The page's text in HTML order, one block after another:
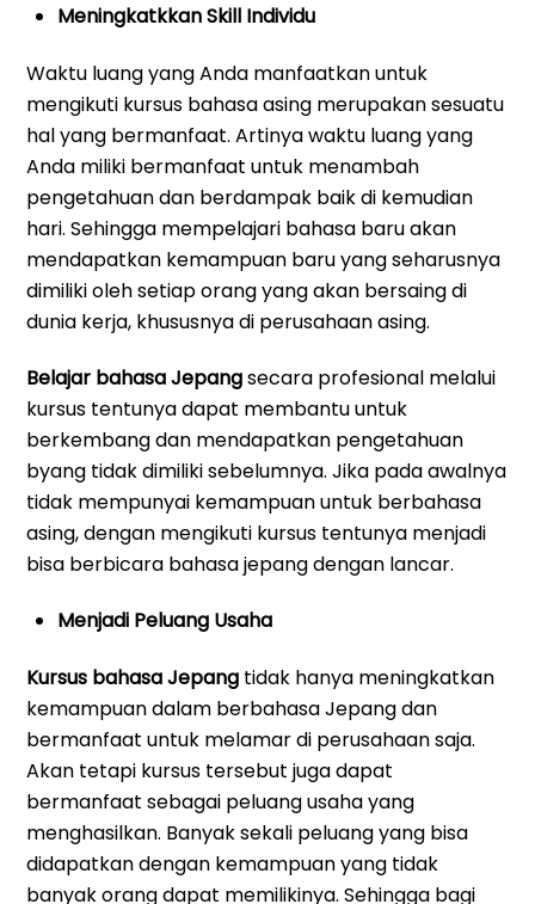
Meningkatkkan Skill Individu
Waktu luang yang Anda manfaatkan untuk
mengikuti kursus bahasa asing merupakan sesuatu
hal yang bermanfaat. Artinya waktu luang yang
Anda miliki bermanfaat untuk menambah
pengetahuan dan berdampak baik di kemudian
hari. Sehingga mempelajari bahasa baru akan
mendapatkan kemampuan baru yang seharusnya
dimiliki oleh setiap orang yang akan bersaing di
dunia kerja, khususnya di perusahaan asing.
Belajar bahasa Jepangsecara profesional melalui
kursus tentunya dapat membantu untuk
berkembang dan mendapatkan pengetahuan
byang tidak dimiliki sebelumnya. Jika pada awalnya
tidak mempunyai kemampuan untuk berbahasa
asing, dengan mengikuti kursus tentunya menjadi
bisa berbicara bahasa jepang dengan lancar.
Menjadi Peluang Usaha
Kursus bahasa Jepang tidak hanya meningkatkan
kemampuan dalam berbahasa Jepang dan
bermanfaat untuk melamar di perusahaan saja.
Akan tetapi kursus tersebut juga dapat
bermanfaat sebagai peluang usaha yang
menghasilkan. Banyak sekali peluang yang bisa
didapatkan dengan kemampuan yang tidak
banyak orang dapat memilikinya. Sehingga bagi